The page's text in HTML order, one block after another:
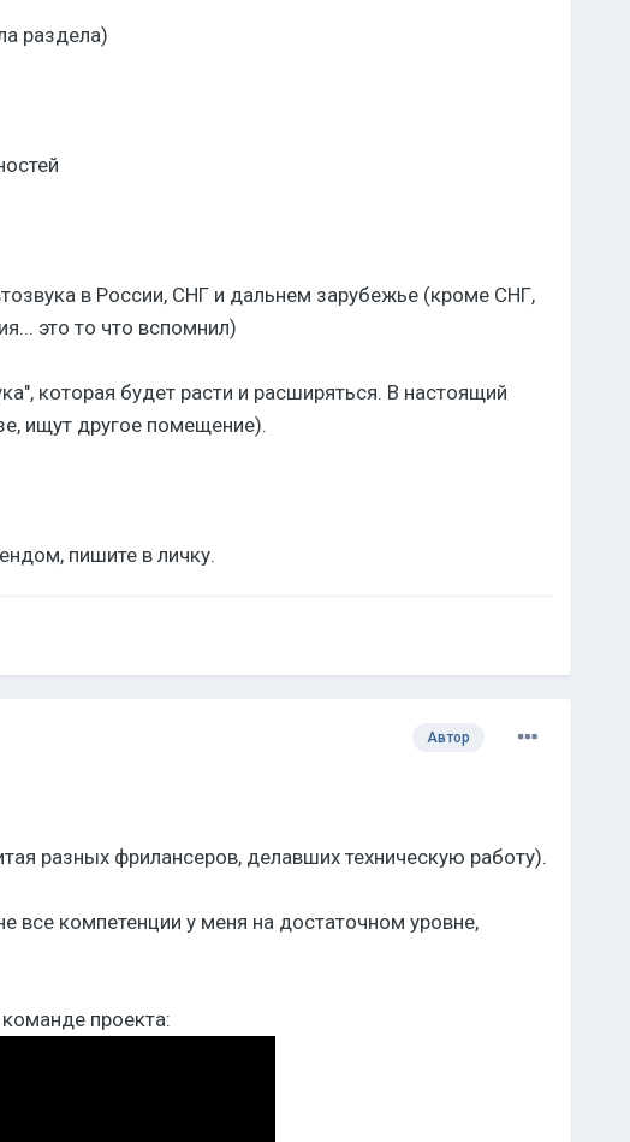
раздела)
в России, СНГ и дальнем зарубежье (кроме СНГ,
это то что вспомнил)
которая будет расти и расширяться. В настоящий
ищут другое помещение).
пишите в личку.
Автор
разных фрилансеров, делавших техническую работу).
все компетенции у меня на достаточном уровне,
проекта: